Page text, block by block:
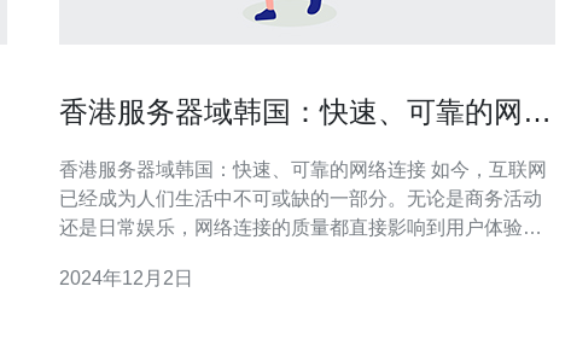
香港服务器域韩国：快速、可靠的网络
香港服务器域韩国：快速、可靠的网络连接 如今，互联网
已经成为人们生活中不可或缺的一部分。无论是商务活动
还是日常娱乐，网络连接的质量都直接影响到用户体验。
定的网络环境，成为许多企业和个人选择的首选服务器地
2024年12月2日